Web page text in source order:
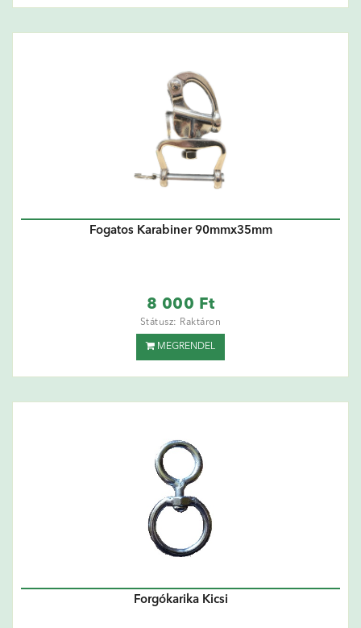
Fogatos Karabiner 90mmx35mm
8 000 Ft
Státusz: Raktáron
MEGRENDEL
Forgókarika Kicsi